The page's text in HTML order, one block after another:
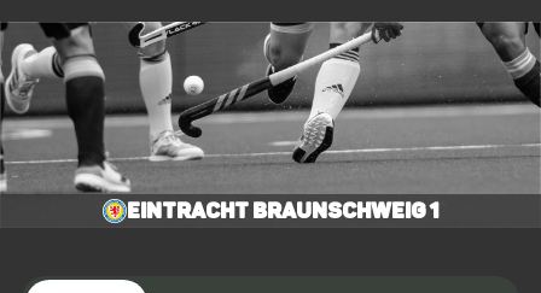
Eintracht Braunschweig 1